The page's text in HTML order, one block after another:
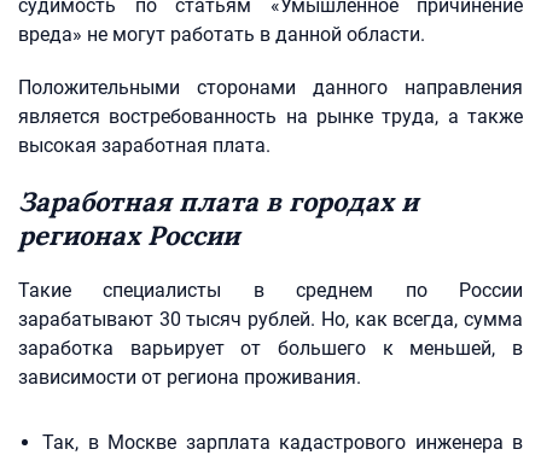
судимость по статьям «Умышленное причинение
вреда» не могут работать в данной области.
Положительными сторонами данного направления
является востребованность на рынке труда, а также
высокая заработная плата.
Заработная плата в городах и
регионах России
Такие специалисты в среднем по России
зарабатывают 30 тысяч рублей. Но, как всегда, сумма
заработка варьирует от большего к меньшей, в
зависимости от региона проживания.
Так, в Москве зарплата кадастрового инженера в